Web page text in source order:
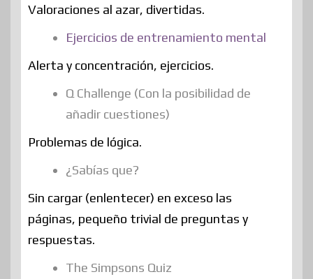
Valoraciones al azar, divertidas.
Ejercicios de entrenamiento mental
Alerta y concentración, ejercicios.
Q Challenge (Con la posibilidad de
añadir cuestiones)
Problemas de lógica.
¿Sabías que?
Sin cargar (enlentecer) en exceso las
páginas, pequeño trivial de preguntas y
respuestas.
The Simpsons Quiz